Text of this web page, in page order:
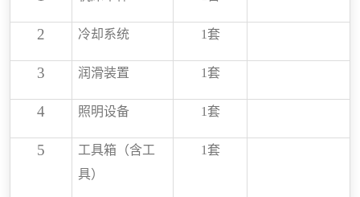
2 冷却系统 1 套
3 润滑装置 1 套
4 照明设备 1 套
5
工具箱（含工
具）
1 套